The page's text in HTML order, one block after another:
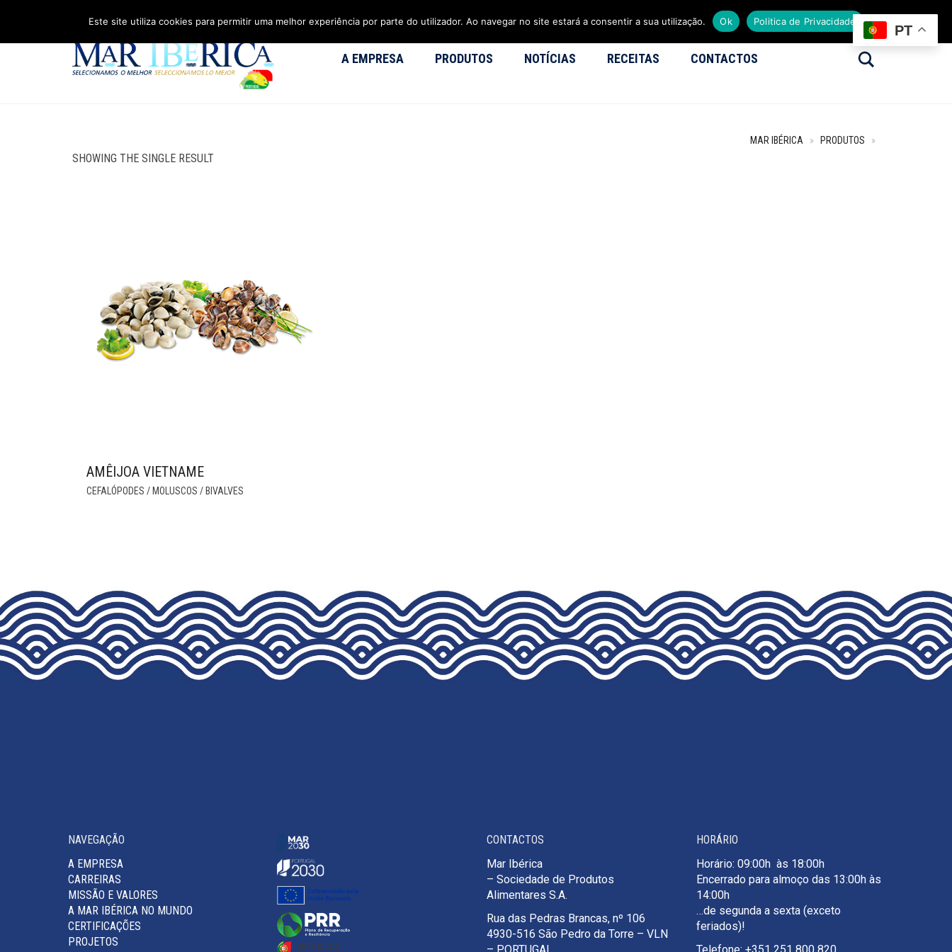
A EMPRESA PRODUTOS NOTÍCIAS RECEITAS CONTACTOS
MAR IBÉRICA » PRODUTOS »
SHOWING THE SINGLE RESULT
AMÊIJOA VIETNAME
CEFALÓPODES / MOLUSCOS / BIVALVES
MAY
BE
CHOSEN
ON
THE
PRODUCT
NAVEGAÇÃO
A EMPRESA
CARREIRAS
MISSÃO E VALORES
A MAR IBÉRICA NO MUNDO
CERTIFICAÇÕES
PROJETOS
CONTACTOS
Mar Ibérica
– Sociedade de Produtos
Alimentares S.A.
Rua das Pedras Brancas, nº 106
4930-516 São Pedro da Torre – VLN
HORÁRIO
Horário: 09:00h às 18:00h
Encerrado para almoço das 13:00h às
14:00h
…de segunda a sexta (exceto
feriados)!
PT
Este site utiliza cookies para permitir uma melhor experiência por parte do utilizador. Ao navegar no site estará a consentir a sua utilização. Ok Politica de Privacidade